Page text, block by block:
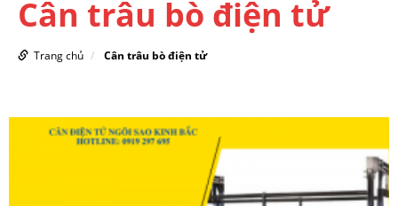
Cân trâu bò điện tử
Trang chủ Cân trâu bò điện tử